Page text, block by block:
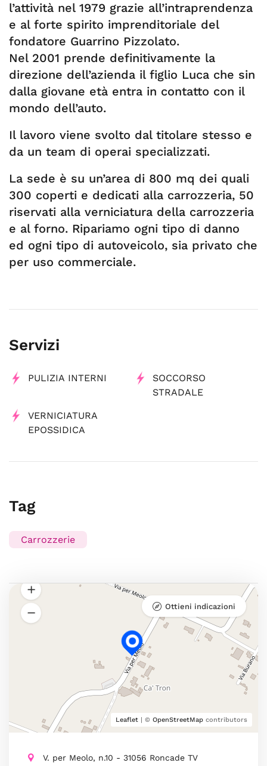
l’attività nel 1979 grazie all’intraprendenza
e al forte spirito imprenditoriale del
fondatore Guarrino Pizzolato.
Nel 2001 prende definitivamente la
direzione dell’azienda il figlio Luca che sin
dalla giovane età entra in contatto con il
mondo dell’auto.
Il lavoro viene svolto dal titolare stesso e
da un team di operai specializzati.
La sede è su un’area di 800 mq dei quali
300 coperti e dedicati alla carrozzeria, 50
riservati alla verniciatura della carrozzeria
e al forno. Ripariamo ogni tipo di danno
ed ogni tipo di autoveicolo, sia privato che
per uso commerciale.
Servizi
PULIZIA INTERNI
SOCCORSO
STRADALE
VERNICIATURA
EPOSSIDICA
Tag
Carrozzerie
Leaflet | © OpenStreetMap contributors
Ottieni indicazioni
V. per Meolo, n.10 - 31056 Roncade TV